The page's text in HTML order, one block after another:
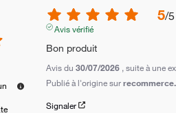
5/5
Avis vérifié
Bon produit
Avis du 30/07/2026 , suite à une
Publié à l'origine sur
Signaler